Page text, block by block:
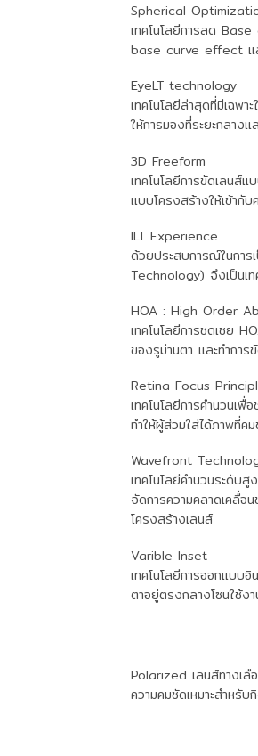
Spherical
เทคโนโลยีการลด
base curve effect และ
EyeLT technology
เทคโนโลยีล่าสุดที่มีเฉพ
ให้การมองที่ระยะกลาง
3D Freeform
เทคโนโลยีการขัดเลนส์
แบบโครงสร้างให้เข้ากั
ILT Experience
ด้วยประสบการณ์ในการ
Technology) จึงเป็นเ
HOA : High Order
เทคโนโลยีการชดเชย
ของรูม่านตา และทำกา
Retina Focus
เทคโนโลยีการคำนวนเ
ทำให้ผู้ส่วมใส่ได้ภาพที่ค
Wavefront
เทคโนโลยีคำนวนระดับ
จัดการความคลาดเคลื่อ
โครงสร้างเลนส์
Varible Inset
เทคโนโลยีการออกแบบ
ตาอยู่ตรงกลางโซนใช้ง
Polarized เลนส์ทางเ
ความคมชัดเหมาะสำหรั